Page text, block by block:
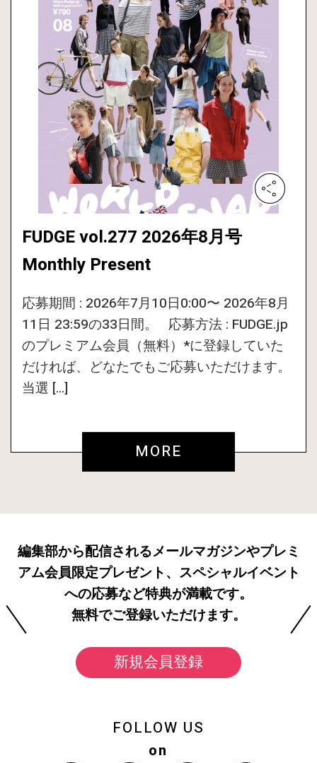
FUDGE vol.277 2026年8月号
Monthly Present
応募期間 : 2026年7月10日0:00〜 2026年8月
11日 23:59の33日間。 応募方法 : FUDGE.jp
のプレミアム会員（無料）*に登録していた
だければ、どなたでもご応募いただけます。
当選 […]
MORE
編集部から配信されるメールマガジンやプレミ
アム会員限定プレゼント、スペシャルイベント
への応募など特典が満載です。
無料でご登録いただけます。
新規会員登録
FOLLOW US
on